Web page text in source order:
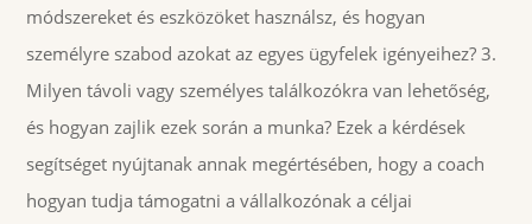
módszereket és eszközöket használsz, és hogyan
személyre szabod azokat az egyes ügyfelek igényeihez? 3.
Milyen távoli vagy személyes találkozókra van lehetőség,
és hogyan zajlik ezek során a munka? Ezek a kérdések
segítséget nyújtanak annak megértésében, hogy a coach
hogyan tudja támogatni a vállalkozónak a céljai